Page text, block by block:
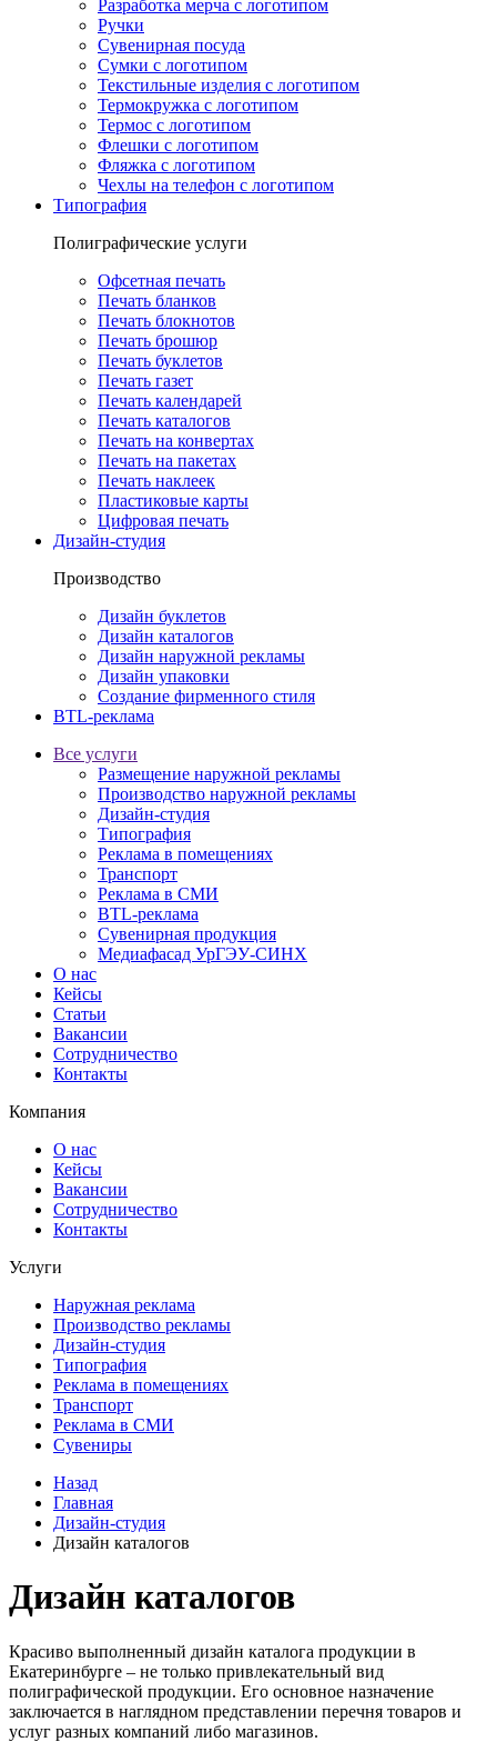
Разработка мерча с логотипом
Ручки
Сувенирная посуда
Сумки с логотипом
Текстильные изделия с логотипом
Термокружка с логотипом
Термос с логотипом
Флешки с логотипом
Фляжка с логотипом
Чехлы на телефон с логотипом
Типография
Полиграфические услуги
Офсетная печать
Печать бланков
Печать блокнотов
Печать брошюр
Печать буклетов
Печать газет
Печать календарей
Печать каталогов
Печать на конвертах
Печать на пакетах
Печать наклеек
Пластиковые карты
Цифровая печать
Дизайн-студия
Производство
Дизайн буклетов
Дизайн каталогов
Дизайн наружной рекламы
Дизайн упаковки
Создание фирменного стиля
BTL-реклама
Все услуги
Размещение наружной рекламы
Производство наружной рекламы
Дизайн-студия
Типография
Реклама в помещениях
Транспорт
Реклама в СМИ
BTL-реклама
Сувенирная продукция
Медиафасад УрГЭУ-СИНХ
О нас
Кейсы
Статьи
Вакансии
Сотрудничество
Контакты
Компания
О нас
Кейсы
Вакансии
Сотрудничество
Контакты
Услуги
Наружная реклама
Производство рекламы
Дизайн-студия
Типография
Реклама в помещениях
Транспорт
Реклама в СМИ
Сувениры
Назад
Главная
Дизайн-студия
Дизайн каталогов
Дизайн каталогов
Красиво выполненный дизайн каталога продукции в
Екатеринбурге – не только привлекательный вид
полиграфической продукции. Его основное назначение
заключается в наглядном представлении перечня товаров и
услуг разных компаний либо магазинов.